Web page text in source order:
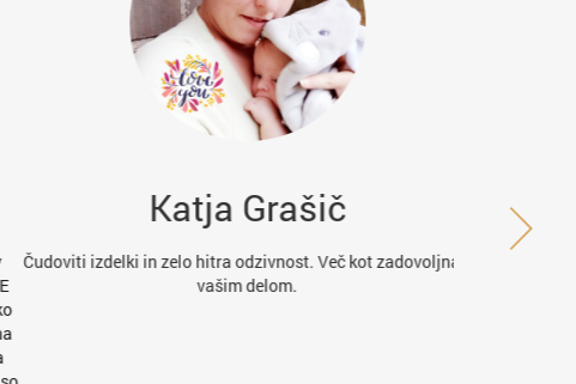
Katja Grašič
Čudoviti izdelki in zelo hitra odzivnost. Več kot zadovoljna z
vašim delom.